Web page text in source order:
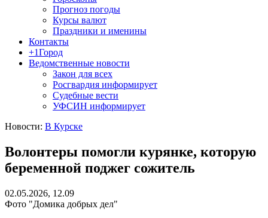
Прогноз погоды
Курсы валют
Праздники и именины
Контакты
+1Город
Ведомственные новости
Закон для всех
Росгвардия информирует
Судебные вести
УФСИН информирует
Новости: В Курске
Волонтеры помогли курянке, которую
беременной поджег сожитель
02.05.2026, 12.09
Фото "Домика добрых дел"